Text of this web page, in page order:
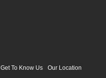
Get To Know Us Our Location